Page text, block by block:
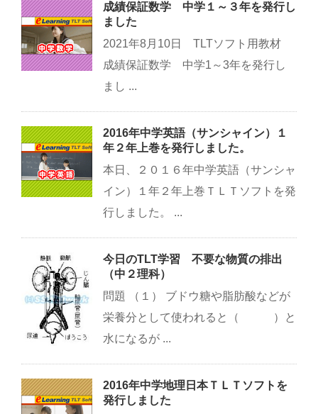
成績保証数学 中学１～３年を発行し
ました
2021年8月10日 TLTソフト用教材
成績保証数学 中学1～3年を発行し
まし ...
2016年中学英語（サンシャイン）１
年２年上巻を発行しました。
本日、２０１６年中学英語（サンシャ
イン）１年２年上巻ＴＬＴソフトを発
行しました。 ...
今日のTLT学習 不要な物質の排出
（中２理科）
問題 （１） ブドウ糖や脂肪酸などが
栄養分として使われると（ ）と
水になるが ...
2016年中学地理日本ＴＬＴソフトを
発行しました